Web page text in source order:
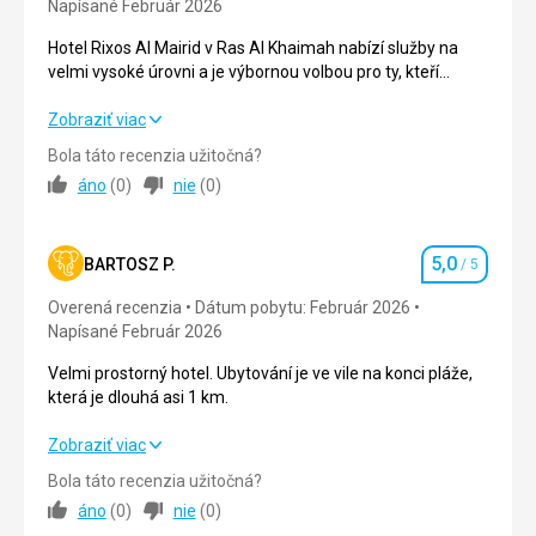
Čisté, příjemné
Služby
Od recepce, úklidu, plážového servisu, restaurací a
Táto recenzia bola preložená automaticky pomocou
Google Translate
Napísané Február 2026
Hotel Rixos Al Mairid v Ras Al Khaimah nabízí služby na
velmi vysoké úrovni a je výbornou volbou pro ty, kteří
komfortem, profesionálním servisem a krásným
můžeme s klidným svědomím doporučit.
Hotel Rixos Al Mairid v Ras Al Khaimah nabízí služby na
hledají kvalitní all inclusive dovolenou v kombinaci s
komfortem, profesionálním servisem a krásným
Strava 5,0/ 5
Ubytovanie
Okolie 5,0/ 5
Cena
Zobraziť viac
Bola táto recenzia užitočná?
áno (0) nie (0)
BARTOSZ P. Hodnotenie
5,0 / 5
Overená recenzia
Dátum pobytu: Február 2026
Napísané Február 2026
Velmi prostorný hotel. Ubytování je ve vile na konci pláže,
která je dlouhá asi 1 km.
Velmi prostorný hotel. Ubytování je ve vile na konci pláže,
Strava
Zobraziť viac
Bola táto recenzia užitočná?
áno (0) nie (0)